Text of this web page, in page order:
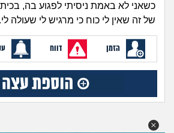
כשאני לא באמת ניסיתי לפגוע בה,
של זה שאין לי כוח כי מרגיש לי שעולה
הזמן דווח